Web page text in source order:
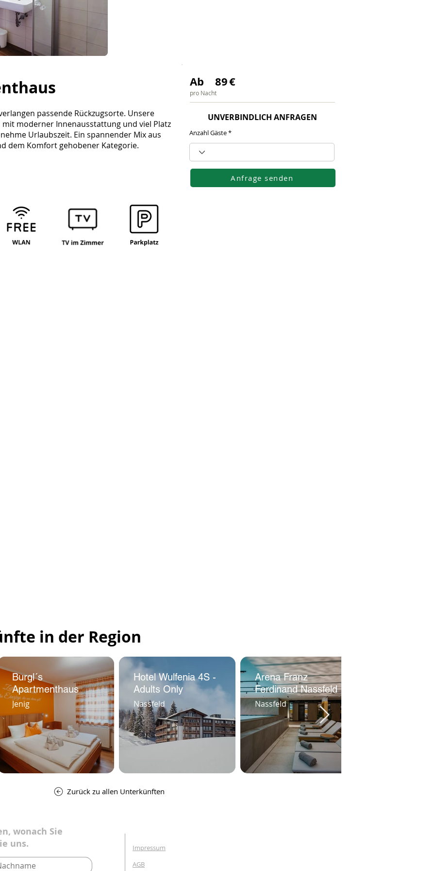
passende Rückzugsorte. Unsere
moderner Innenausstattung und viel Platz
Urlaubszeit. Ein spannender Mix aus
dem Komfort gehobener Kategorie.
Ab 89€
pro Nacht
UNVERBINDLICH ANFRAGEN
Anzahl Gäste
Anfrage senden
in der Region
Burgl´s
Apartmenthaus
Jenig
Hotel Wulfenia 4S -
Adults Only
Nassfeld
Arena Franz
Ferdinand Nassfeld
Nassfeld
Zurück zu allen Unterkünften
wonach Sie
uns.
Impressum
AGB